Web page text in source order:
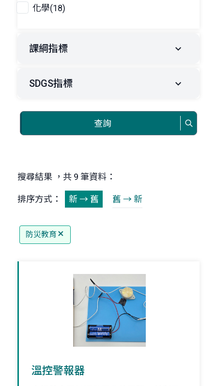
化學(18)
課綱指標
SDGS指標
查詢
搜尋結果 ，共 9 筆資料：
排序方式： 新 → 舊 舊 → 新
防災教育
溫控警報器